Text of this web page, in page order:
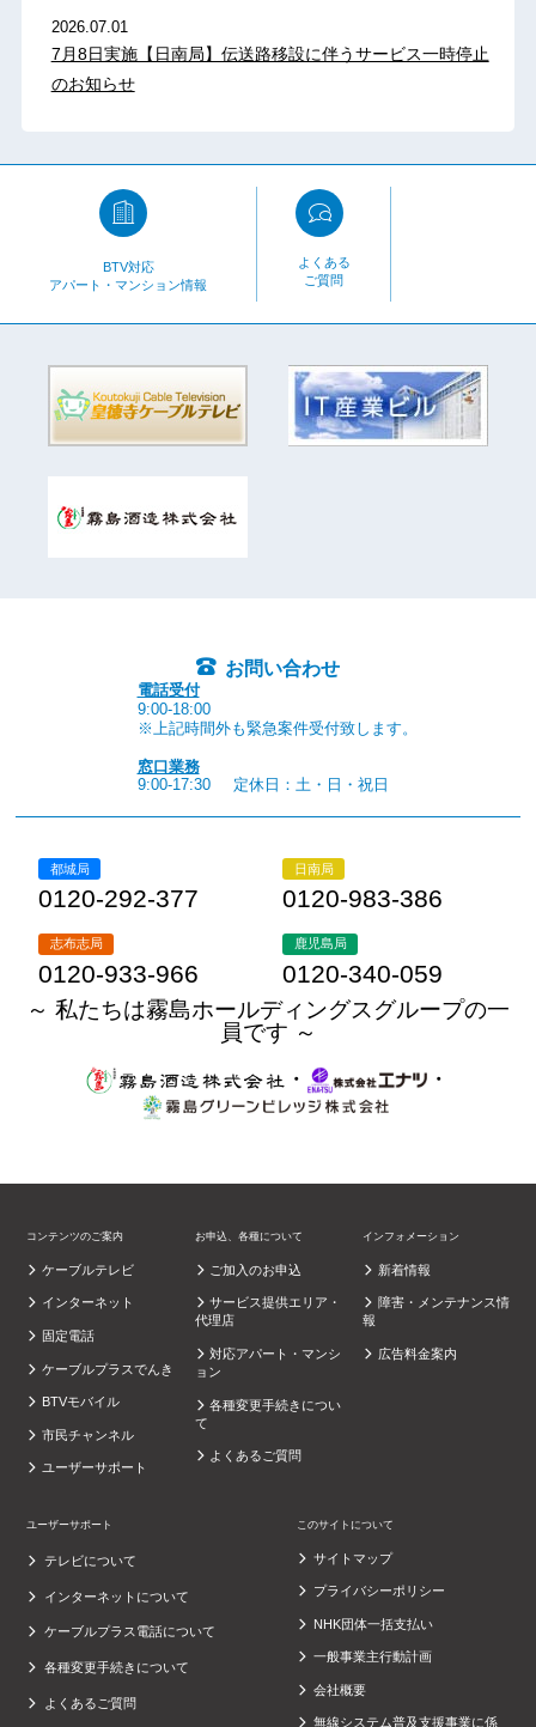
2026.07.01
7月8日実施【日南局】伝送路移設に伴うサービス一時停止
のお知らせ
BTV対応
アパート・マンション情報
よくある
ご質問
お問い合わせ
電話受付
9:00-18:00
※上記時間外も緊急案件受付致します。
窓口業務
9:00-17:30
定休日：土・日・祝日
都城局
0120-292-377
日南局
0120-983-386
志布志局
0120-933-966
鹿児島局
0120-340-059
～ 私たちは霧島ホールディングスグループの一
員です ～
・
・
コンテンツのご案内
ケーブルテレビ
インターネット
固定電話
ケーブルプラスでんき
BTVモバイル
市民チャンネル
ユーザーサポート
お申込、各種について
ご加入のお申込
サービス提供エリア・
代理店
対応アパート・マンシ
ョン
各種変更手続きについ
て
よくあるご質問
インフォメーション
新着情報
障害・メンテナンス情
報
広告料金案内
ユーザーサポート
テレビについて
インターネットについて
ケーブルプラス電話について
各種変更手続きについて
よくあるご質問
このサイトについて
サイトマップ
プライバシーポリシー
NHK団体一括支払い
一般事業主行動計画
会社概要
無線システム普及支援事業に係